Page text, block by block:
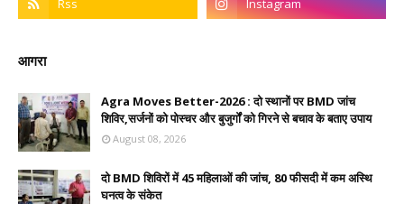
आगरा
Agra Moves Better-2026 : दो स्थानों पर BMD जांच
शिविर,सर्जनों को पोस्चर और बुजुर्गों को गिरने से बचाव के बताए उपाय
August 08, 2026
दो BMD शिविरों में 45 महिलाओं की जांच, 80 फीसदी में कम अस्थि
घनत्व के संकेत